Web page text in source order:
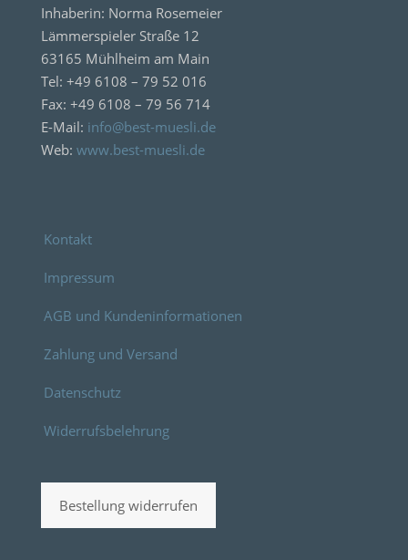
Inhaberin: Norma Rosemeier
Lämmerspieler Straße 12
63165 Mühlheim am Main
Tel: +49 6108 – 79 52 016
Fax: +49 6108 – 79 56 714
E-Mail: info@best-muesli.de
Web: www.best-muesli.de
Kontakt
Impressum
AGB und Kundeninformationen
Zahlung und Versand
Datenschutz
Widerrufsbelehrung
Bestellung widerrufen